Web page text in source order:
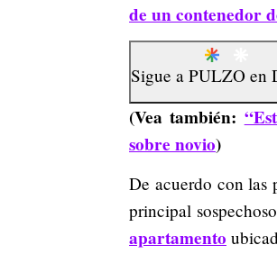
de un contenedor
Sigue a PULZO en
(Vea también:
sobre novio)
De acuerdo con las
principal
apartamento